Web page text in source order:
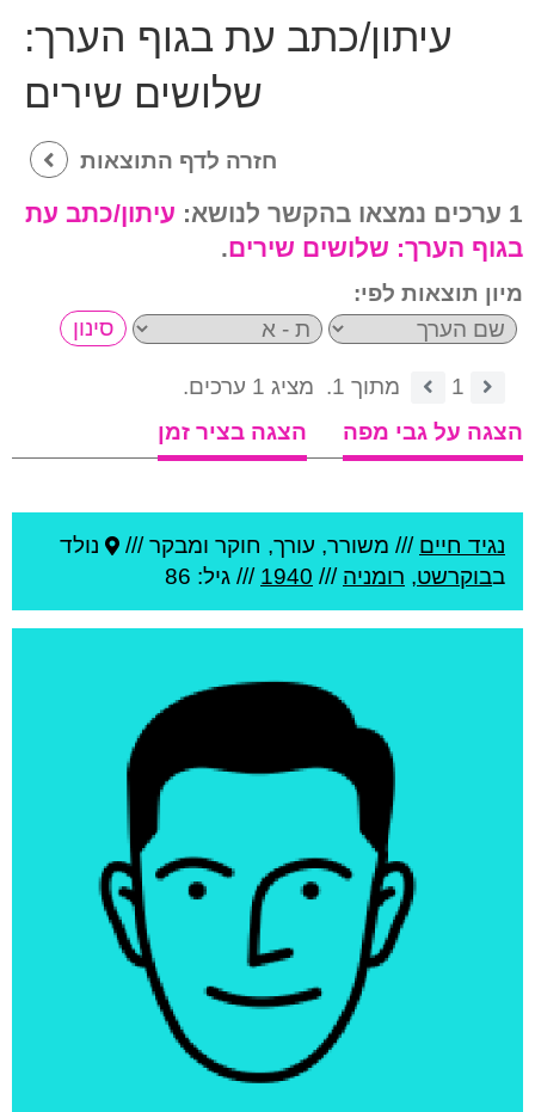
עיתון/כתב עת בגוף הערך:
שלושים שירים
חזרה לדף התוצאות
1 ערכים נמצאו בהקשר לנושא:
עיתון/כתב עת
בגוף הערך: שלושים שירים.
מיון תוצאות לפי:
1 מתוך 1.
מציג 1 ערכים.
הצגה על גבי מפה
הצגה בציר זמן
נגיד חיים /// משורר, עורך, חוקר ומבקר ///
נולד
בבוקרשט, רומניה ///
1940 /// גיל: 86